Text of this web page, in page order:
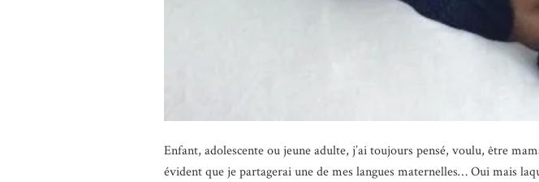
Enfant, adolescente ou jeune adulte, j’ai toujours pensé, voulu, être
évident que je partagerai une de mes langues maternelles… Oui mais